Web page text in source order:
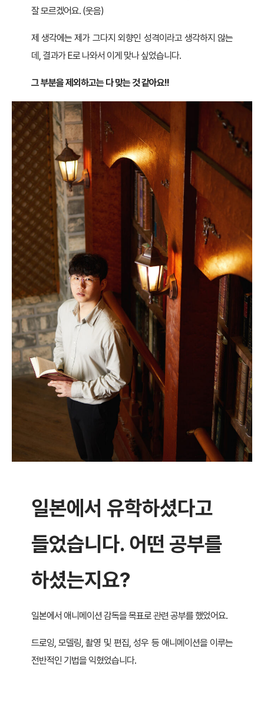
잘 모르겠어요. (웃음)
제 생각에는 제가 그다지 외향인 성격이라고 생각하지 않는
데, 결과가 E로 나와서 이게 맞나 싶었습니다.
그 부분을 제외하고는 다 맞는 것 같아요!!
일본에서 유학하셨다고
들었습니다. 어떤 공부를
하셨는지요?
일본에서 애니메이션 감독을 목표로 관련 공부를 했었어요.
드로잉, 모델링, 촬영 및 편집, 성우 등 애니메이션을 이루는
전반적인 기법을 익혔었습니다.